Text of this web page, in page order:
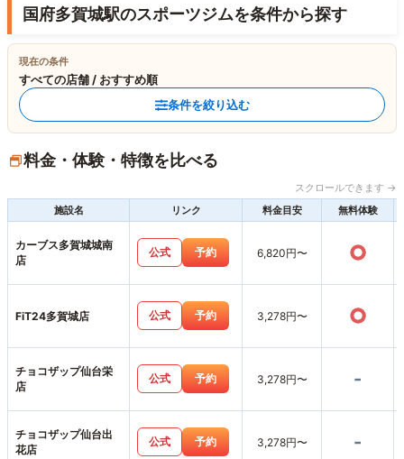
国府多賀城駅のスポーツジムを条件から探す
現在の条件
すべての店舗 / おすすめ順
条件を絞り込む
料金・体験・特徴を比べる
スクロールできます →
施設名
リンク 料金目安 無料体験
カーブス多賀城城南
店
公式 予約 6,820円〜 ○
FiT24多賀城店 公式 予約 3,278円〜 ○
チョコザップ仙台栄
店
公式 予約 3,278円〜 -
チョコザップ仙台出
花店
公式 予約 3,278円〜 -